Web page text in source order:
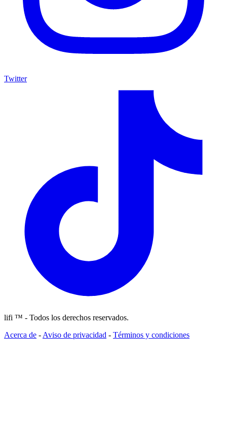
Twitter
lifi ™ - Todos los derechos reservados.
Acerca de - Aviso de privacidad - Términos y condiciones